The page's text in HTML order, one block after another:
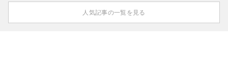
人気記事の一覧を見る